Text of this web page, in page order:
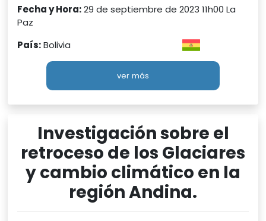
Fecha y Hora:29 de septiembre de 2023 11h00 La
Paz
País:Bolivia
ver más
Investigación sobre el
retroceso de los Glaciares
y cambio climático en la
región Andina.